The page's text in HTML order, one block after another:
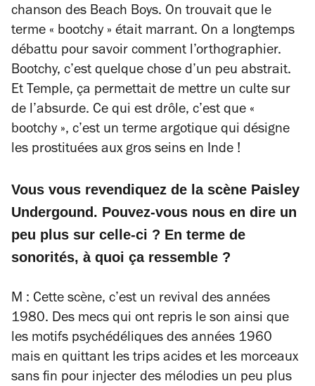
chanson des Beach Boys. On trouvait que le
terme « bootchy » était marrant. On a longtemps
débattu pour savoir comment l’orthographier.
Bootchy, c’est quelque chose d’un peu abstrait.
Et Temple, ça permettait de mettre un culte sur
de l’absurde. Ce qui est drôle, c’est que «
bootchy », c’est un terme argotique qui désigne
les prostituées aux gros seins en Inde !
Vous vous revendiquez de la scène Paisley
Undergound. Pouvez-vous nous en dire un
peu plus sur celle-ci ? En terme de
sonorités, à quoi ça ressemble ?
M : Cette scène, c’est un revival des années
1980. Des mecs qui ont repris le son ainsi que
les motifs psychédéliques des années 1960
mais en quittant les trips acides et les morceaux
sans fin pour injecter des mélodies un peu plus